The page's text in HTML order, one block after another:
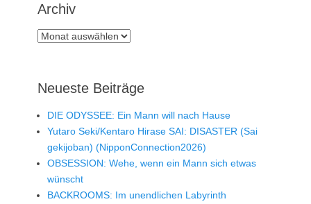
Archiv
Archiv
Neueste Beiträge
DIE ODYSSEE: Ein Mann will nach Hause
Yutaro Seki/Kentaro Hirase SAI: DISASTER (Sai
gekijoban) (NipponConnection2026)
OBSESSION: Wehe, wenn ein Mann sich etwas
wünscht
BACKROOMS: Im unendlichen Labyrinth